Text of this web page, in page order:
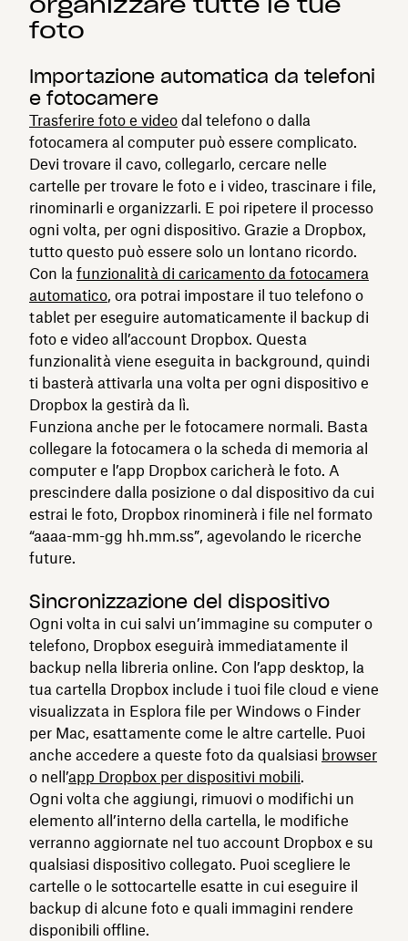
foto
Importazione automatica da telefoni
e fotocamere
Trasferire foto e video dal telefono o dalla
fotocamera al computer può essere complicato.
Devi trovare il cavo, collegarlo, cercare nelle
cartelle per trovare le foto e i video, trascinare i file,
rinominarli e organizzarli. E poi ripetere il processo
ogni volta, per ogni dispositivo. Grazie a Dropbox,
tutto questo può essere solo un lontano ricordo.
Con la funzionalità di caricamento da fotocamera
automatico, ora potrai impostare il tuo telefono o
tablet per eseguire automaticamente il backup di
foto e video all’account Dropbox. Questa
funzionalità viene eseguita in background, quindi
ti basterà attivarla una volta per ogni dispositivo e
Dropbox la gestirà da lì.
Funziona anche per le fotocamere normali. Basta
collegare la fotocamera o la scheda di memoria al
computer e l’app Dropbox caricherà le foto. A
prescindere dalla posizione o dal dispositivo da cui
estrai le foto, Dropbox rinominerà i file nel formato
“aaaa-mm-gg hh.mm.ss”, agevolando le ricerche
future.
Sincronizzazione del dispositivo
Ogni volta in cui salvi un’immagine su computer o
telefono, Dropbox eseguirà immediatamente il
backup nella libreria online. Con l’app desktop, la
tua cartella Dropbox include i tuoi file cloud e viene
visualizzata in Esplora file per Windows o Finder
per Mac, esattamente come le altre cartelle. Puoi
anche accedere a queste foto da qualsiasi browser
o nell’app Dropbox per dispositivi mobili.
Ogni volta che aggiungi, rimuovi o modifichi un
elemento all’interno della cartella, le modifiche
verranno aggiornate nel tuo account Dropbox e su
qualsiasi dispositivo collegato. Puoi scegliere le
cartelle o le sottocartelle esatte in cui eseguire il
backup di alcune foto e quali immagini rendere
disponibili offline.